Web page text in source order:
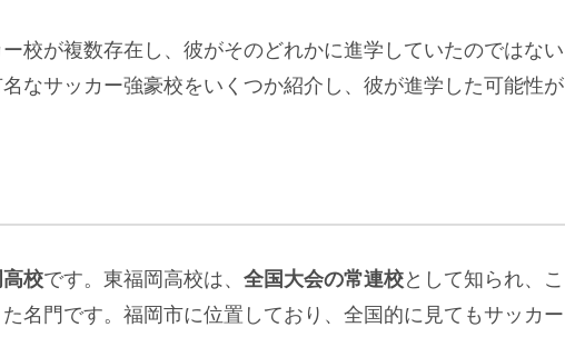
校が複数存在し、彼がそのどれかに進学していたのではない
なサッカー強豪校をいくつか紹介し、彼が進学した可能性が
校です。東福岡高校は、 全国大会の常連校として知られ、こ
名門です。福岡市に位置しており、全国的に見てもサッカー